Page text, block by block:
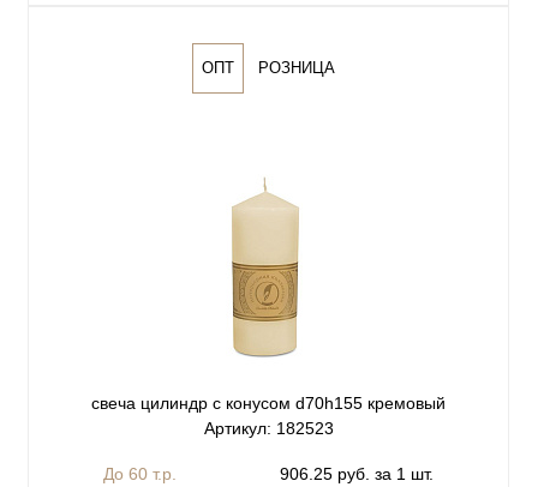
ОПТ РОЗНИЦА
свеча цилиндр с конусом d70h155 кремовый
Артикул: 182523
До 60 т.р.
906.25 руб. за 1 шт.